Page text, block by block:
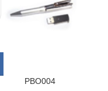
PBO004